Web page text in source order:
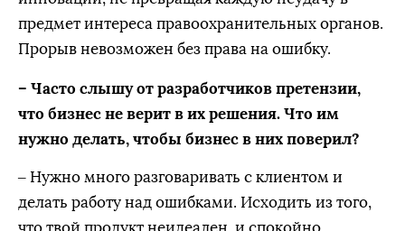
предмет интереса правоохранительных органов.
Прорыв невозможен без права на ошибку.
– Часто слышу от разработчиков претензии,
что бизнес не верит в их решения. Что им
нужно делать, чтобы бизнес в них поверил?
– Нужно много разговаривать с клиентом и
делать работу над ошибками. Исходить из того,